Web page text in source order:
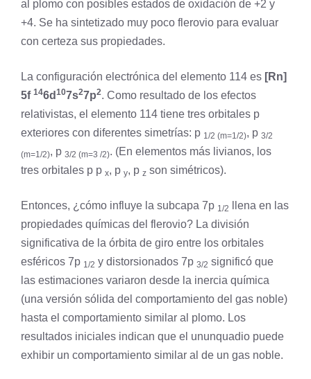
al plomo con posibles estados de oxidación de +2 y
+4. Se ha sintetizado muy poco flerovio para evaluar
con certeza sus propiedades.
La configuración electrónica del elemento 114 es [Rn]
5f 146d 107s27p2. Como resultado de los efectos
relativistas, el elemento 114 tiene tres orbitales p
exteriores con diferentes simetrías: p 1/2 (m=1/2), p 3/2
(m=1/2), p 3/2 (m=3 /2). (En elementos más livianos, los
tres orbitales p p x, p y, p z son simétricos).
Entonces, ¿cómo influye la subcapa 7p 1/2
llena en las
propiedades químicas del flerovio? La división
significativa de la órbita de giro entre los orbitales
esféricos 7p 1/2 y distorsionados 7p 3/2 significó que
las estimaciones variaron desde la inercia química
(una versión sólida del comportamiento del gas noble)
hasta el comportamiento similar al plomo. Los
resultados iniciales indican que el ununquadio puede
exhibir un comportamiento similar al de un gas noble.